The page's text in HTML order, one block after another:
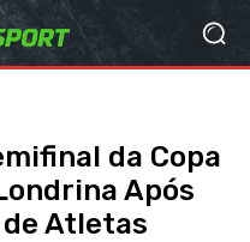
da Copa
Após
Atletas